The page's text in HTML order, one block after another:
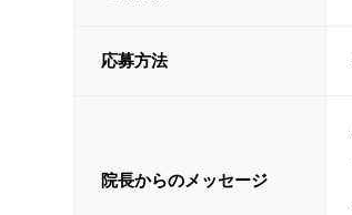
応募方法
院長からのメッセージ